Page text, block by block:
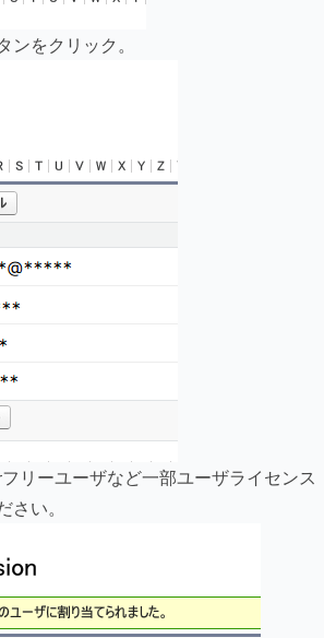
をクリック。
リーユーザなど一部ユーザライセンス
い。